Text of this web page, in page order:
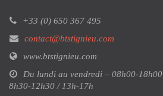
+33 (0) 650 367 495
contact@btstignieu.com
www.btstignieu.com
Du lundi au vendredi – 08h00-
8h30-12h30 / 13h-17h